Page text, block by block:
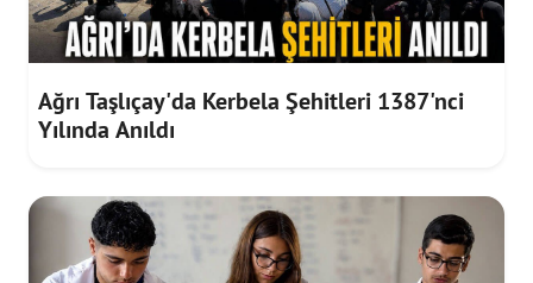
Ağrı Taşlıçay'da Kerbela Şehitleri 1387'nci
Yılında Anıldı